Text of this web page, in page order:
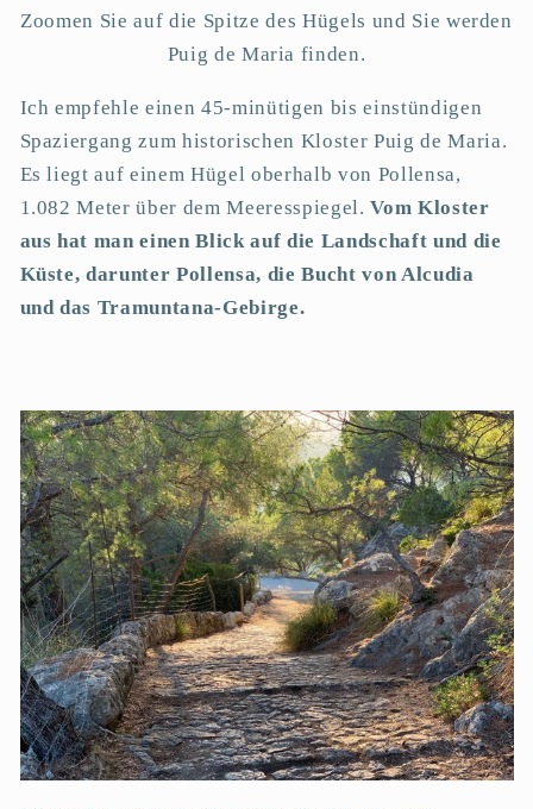
Zoomen Sie auf die Spitze des Hügels und Sie werden
Puig de Maria finden.
Ich empfehle einen 45-minütigen bis einstündigen
Spaziergang zum historischen Kloster Puig de Maria.
Es liegt auf einem Hügel oberhalb von Pollensa,
1.082 Meter über dem Meeresspiegel.Vom Kloster
aus hat man einen Blick auf die Landschaft und die
Küste, darunter Pollensa, die Bucht von Alcudia
und das Tramuntana-Gebirge.